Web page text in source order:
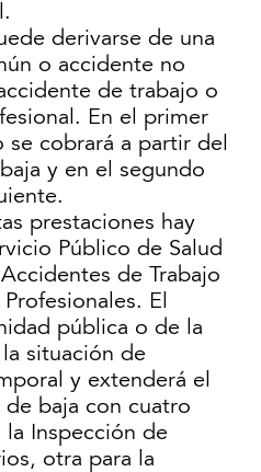
derivarse de una
o accidente no
de trabajo o
En el primer
se cobrará a partir del
y en el segundo
prestaciones hay
Público de Salud
de Trabajo
El
pública o de la
situación de
y extenderá el
baja con cuatro
la Inspección de
otra para la